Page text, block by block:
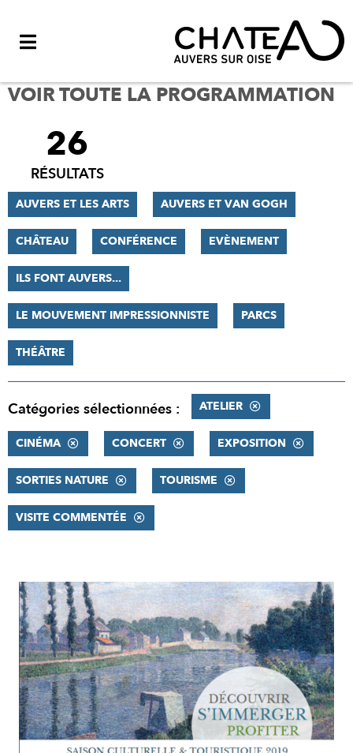
VOIR TOUTE LA PROGRAMMATION
FILTRER
RÉSULTATS
26
RÉSULTATS
AUVERS ET LES ARTS AUVERS ET VAN GOGH
CHÂTEAU CONFÉRENCE EVÈNEMENT
ILS FONT AUVERS...
LE MOUVEMENT IMPRESSIONNISTE PARCS
THÉÂTRE
Catégories sélectionnées : ATELIER
CINÉMA CONCERT EXPOSITION
SORTIES NATURE TOURISME
VISITE COMMENTÉE
RÉSULTATS